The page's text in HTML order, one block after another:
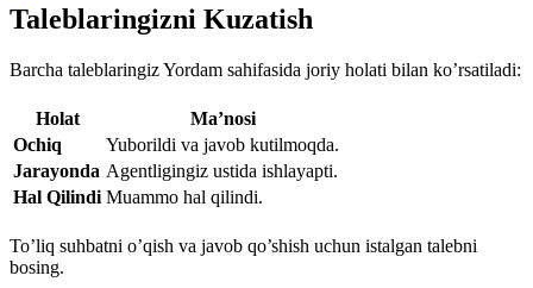
Taleblaringizni Kuzatish
Barcha taleblaringiz Yordam sahifasida joriy holati bilan ko’rsatiladi:
Holat
Ma’nosi
Ochiq
Yuborildi va javob kutilmoqda.
Jarayonda Agentligingiz ustida ishlayapti.
Hal Qilindi Muammo hal qilindi.
To’liq suhbatni o’qish va javob qo’shish uchun istalgan talebni
bosing.